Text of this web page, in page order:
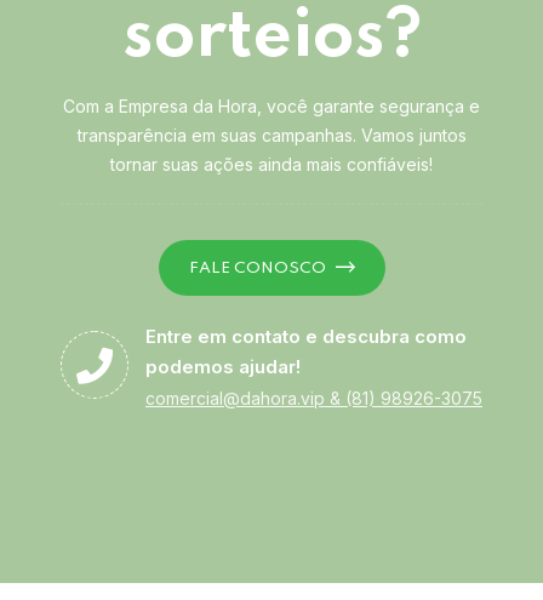
sorteios?
Com a Empresa da Hora, você garante segurança e
transparência em suas campanhas. Vamos juntos
tornar suas ações ainda mais confiáveis!
FALE CONOSCO
Entre em contato e descubra como
podemos ajudar!
comercial@dahora.vip & (81) 98926-3075